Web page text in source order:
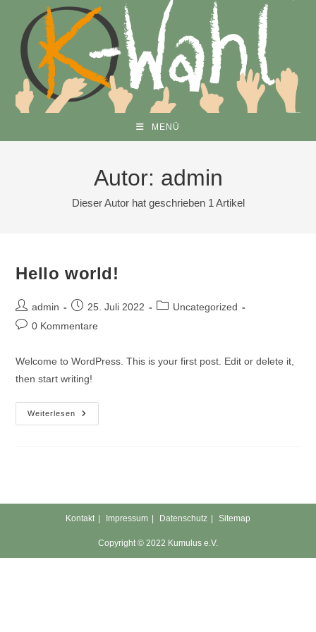
springen
MENÜ
Autor: admin
Dieser Autor hat geschrieben 1 Artikel
Hello world!
Beitrags-
Autor:
admin
Beitrag25. Juli 2022
Beitrags-
Uncategorized
Beitrags-
0 Kommentare
Welcome to WordPress. This is your first post. Edit or delete it,
then start writing!
Weiterlesen
Hello
World!
Kontakt Impressum Datenschutz Sitemap
Copyright © 2022 Kumulus e.V.